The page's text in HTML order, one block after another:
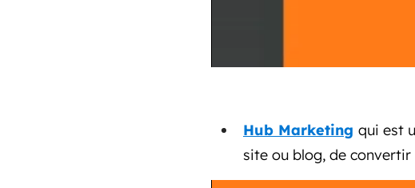
Hub Marketing qui est
site ou blog, de